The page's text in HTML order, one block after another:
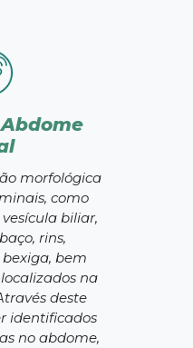
morfológica
como
biliar,
rins,
bem
na
deste
identificados
no abdome,